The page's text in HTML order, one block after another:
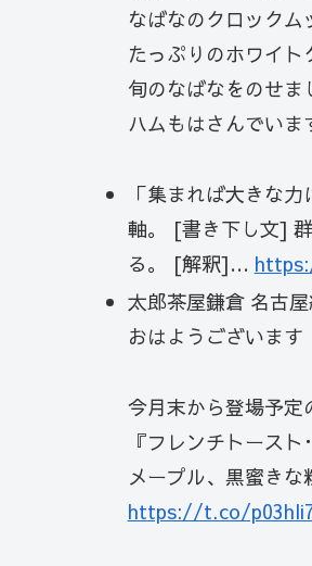
なばなのクロックム
たっぷりのホワイト
旬のなばなをのせ
ハムもはさんでい
「集まれば大きな
軸。 [書き下し文]
る。 [解釈]…
太郎茶屋鎌倉 名古
おはようございます
今月末から登場予定
『フレンチトースト
メープル、黒蜜き
https://t.co/